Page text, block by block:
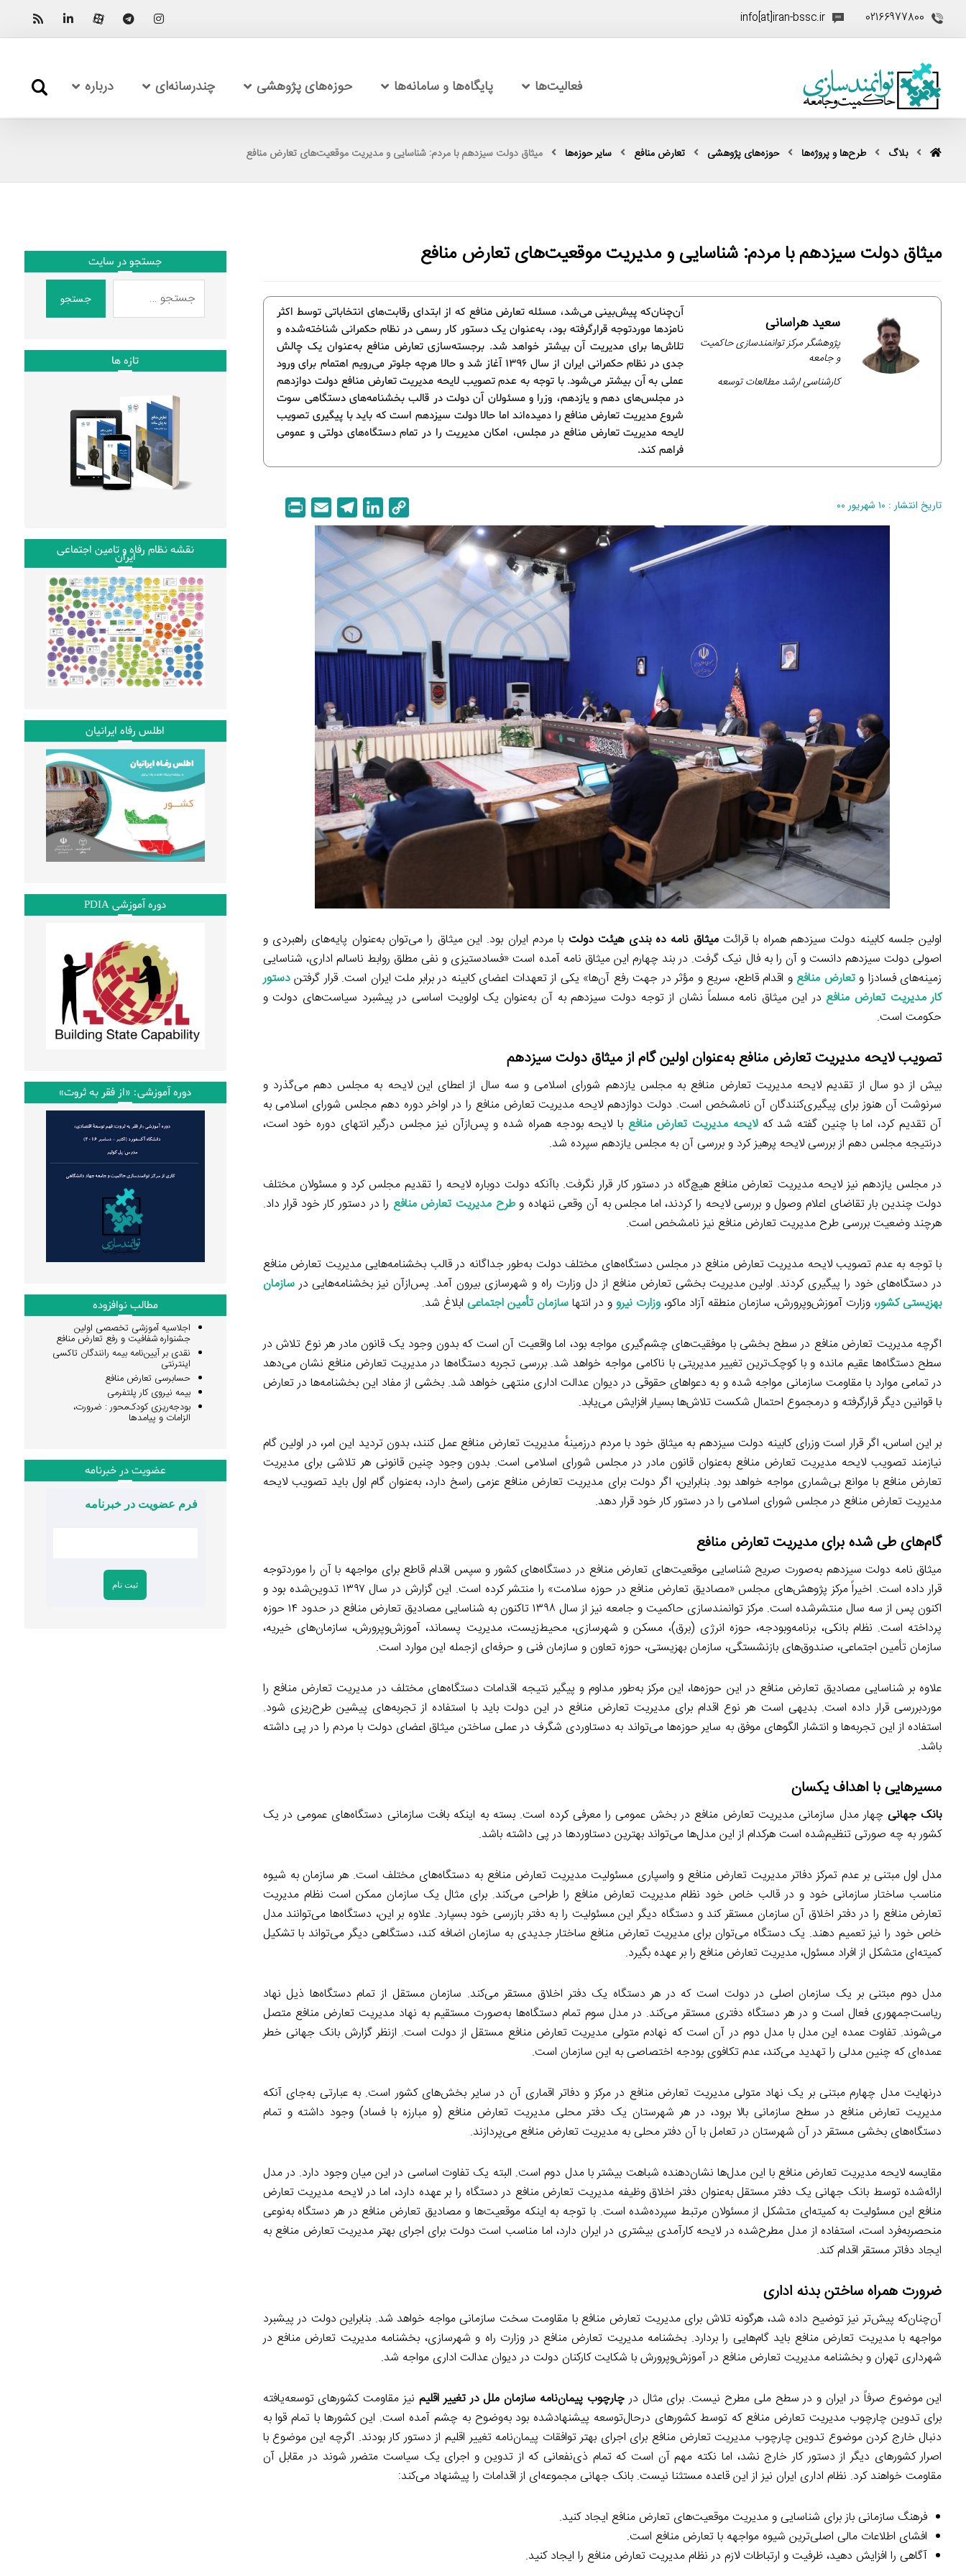
02166977800
info[at]iran-bssc.ir
فعالیت‌ها پایگاه‌ها و سامانه‌ها حوزه‌های پژوهشی چندرسانه‌ای درباره
بلاگ طرح‌ها و پروژه‌ها حوزه‌های پژوهشی تعارض منافع سایر حوزه‌ها میثاق دولت سیزدهم با مردم: شناسایی و مدیریت موقعیت‌های تعارض منافع
میثاق دولت سیزدهم با مردم: شناسایی و مدیریت موقعیت‌های تعارض منافع
آن‌چنان‌که پیش‌بینی می‌شد، مسئله تعارض منافع که از ابتدای رقابت‌های انتخاباتی توسط اکثر
نامزدها موردتوجه قرارگرفته بود، به‌عنوان یک دستور کار رسمی در نظام حکمرانی شناخته‌شده و
تلاش‌ها برای مدیریت آن بیشتر خواهد شد. برجسته‌سازی تعارض منافع به‌عنوان یک چالش
جدی در نظام حکمرانی ایران از سال 1396 آغاز شد و حالا هرچه جلوتر می‌رویم اهتمام برای ورود
عملی به آن بیشتر می‌شود. با توجه به عدم تصویب لایحه مدیریت تعارض منافع دولت دوازدهم
در مجلس‌های دهم و یازدهم، وزرا و مسئولان آن دولت در قالب بخشنامه‌های دستگاهی سوت
شروع مدیریت تعارض منافع را دمیده‌اند اما حالا دولت سیزدهم است که باید با پیگیری تصویب
لایحه مدیریت تعارض منافع در مجلس، امکان مدیریت را در تمام دستگاه‌های دولتی و عمومی
فراهم کند.
سعید هراسانی
پژوهشگر مرکز توانمندسازی حاکمیت
و جامعه
کارشناسی ارشد مطالعات توسعه
تاریخ انتشار : ۱۰ شهریور ۰۰
o
p
y
L
i
n
k
i
n
k
e
d
I
n
e
l
e
g
r
a
m
اولین جلسه کابینه دولت سیزدهم همراه با قرائتمیثاق نامه ده بندی هیئت دولت با مردم ایران بود. این میثاق را می‌توان به‌عنوان پایه‌های راهبردی و
اصولی دولت سیزدهم دانست و آن را به فال نیک گرفت. در بند چهارم این میثاق نامه آمده است «فسادستیزی و نفی مطلق روابط ناسالم اداری، شناسایی
زمینه‌های فسادزا وتعارض منافع و اقدام قاطع، سریع و مؤثر در جهت رفع آن‌ها» یکی از تعهدات اعضای کابینه در برابر ملت ایران است. قرار گرفتندستور
کار مدیریت تعارض منافع در این میثاق نامه مسلماً نشان از توجه دولت سیزدهم به آن به‌عنوان یک اولویت اساسی در پیشبرد سیاست‌های دولت و
حکومت است.
تصویب لایحه مدیریت تعارض منافع به‌عنوان اولین گام از میثاق دولت سیزدهم
بیش از دو سال از تقدیم لایحه مدیریت تعارض منافع به مجلس یازدهم شورای اسلامی و سه سال از اعطای این لایحه به مجلس دهم می‌گذرد و
سرنوشت آن هنوز برای پیگیری‌کنندگان آن نامشخص است. دولت دوازدهم لایحه مدیریت تعارض منافع را در اواخر دوره دهم مجلس شورای اسلامی به
آن تقدیم کرد، اما با چنین گفته شد کهلایحه مدیریت تعارض منافع با لایحه بودجه همراه شده و پس‌ازآن نیز مجلس درگیر انتهای دوره خود است،
درنتیجه مجلس دهم از بررسی لایحه پرهیز کرد و بررسی آن به مجلس یازدهم سپرده شد.
در مجلس یازدهم نیز لایحه مدیریت تعارض منافع هیچ‌گاه در دستور کار قرار نگرفت. باآنکه دولت دوباره لایحه را تقدیم مجلس کرد و مسئولان مختلف
دولت چندین بار تقاضای اعلام وصول و بررسی لایحه را کردند، اما مجلس به آن وقعی ننهاده وطرح مدیریت تعارض منافع را در دستور کار خود قرار داد.
هرچند وضعیت بررسی طرح مدیریت تعارض منافع نیز نامشخص است.
با توجه به عدم تصویب لایحه مدیریت تعارض منافع در مجلس دستگاه‌های مختلف دولت به‌طور جداگانه در قالب بخشنامه‌هایی مدیریت تعارض منافع
در دستگاه‌های خود را پیگیری کردند. اولین مدیریت بخشی تعارض منافع از دل وزارت راه و شهرسازی بیرون آمد. پس‌ازآن نیز بخشنامه‌هایی درسازمان
بهزیستی کشور، وزارت آموزش‌وپرورش، سازمان منطقه آزاد ماکو،وزارت نیرو و در انتهاسازمان تأمین اجتماعیابلاغ شد.
اگرچه مدیریت تعارض منافع در سطح بخشی با موفقیت‌های چشم‌گیری مواجه بود، اما واقعیت آن است که بدون وجود یک قانون مادر هر نوع تلاش در
سطح دستگاه‌ها عقیم مانده و با کوچک‌ترین تغییر مدیریتی با ناکامی مواجه خواهد شد. بررسی تجربه دستگاه‌ها در مدیریت تعارض منافع نشان می‌دهد
در تمامی موارد با مقاومت سازمانی مواجه شده و به دعواهای حقوقی در دیوان عدالت اداری منتهی خواهد شد. بخشی از مفاد این بخشنامه‌ها در تعارض
با قوانین دیگر قرارگرفته و درمجموع احتمال شکست تلاش‌ها بسیار افزایش می‌یابد.
بر این اساس، اگر قرار است وزرای کابینه دولت سیزدهم به میثاق خود با مردم درزمینهٔ مدیریت تعارض منافع عمل کنند، بدون تردید این امر، در اولین گام
نیازمند تصویب لایحه مدیریت تعارض منافع به‌عنوان قانون مادر در مجلس شورای اسلامی است. بدون وجود چنین قانونی هر تلاشی برای مدیریت
تعارض منافع با موانع بی‌شماری مواجه خواهد بود. بنابراین، اگر دولت برای مدیریت تعارض منافع عزمی راسخ دارد، به‌عنوان گام اول باید تصویب لایحه
مدیریت تعارض منافع در مجلس شورای اسلامی را در دستور کار خود قرار دهد.
گام‌های طی شده برای مدیریت تعارض منافع
میثاق نامه دولت سیزدهم به‌صورت صریح شناسایی موقعیت‌های تعارض منافع در دستگاه‌های کشور و سپس اقدام قاطع برای مواجهه با آن را موردتوجه
قرار داده است. اخیراً مرکز پژوهش‌های مجلس «مصادیق تعارض منافع در حوزه سلامت» را منتشر کرده است. این گزارش در سال ۱۳۹۷ تدوین‌شده بود و
اکنون پس از سه سال منتشرشده است. مرکز توانمندسازی حاکمیت و جامعه نیز از سال ۱۳۹۸ تاکنون به شناسایی مصادیق تعارض منافع در حدود ۱۴ حوزه
پرداخته است. نظام بانکی، برنامه‌وبودجه، حوزه انرژی (برق)، مسکن و شهرسازی، محیط‌زیست، مدیریت پسماند، آموزش‌وپرورش، سازمان‌های خیریه،
سازمان تأمین اجتماعی، صندوق‌های بازنشستگی، سازمان بهزیستی، حوزه تعاون و سازمان فنی و حرفه‌ای ازجمله این موارد است.
علاوه بر شناسایی مصادیق تعارض منافع در این حوزه‌ها، این مرکز به‌طور مداوم و پیگیر نتیجه اقدامات دستگاه‌های مختلف در مدیریت تعارض منافع را
موردبررسی قرار داده است. بدیهی است هر نوع اقدام برای مدیریت تعارض منافع در این دولت باید با استفاده از تجربه‌های پیشین طرح‌ریزی شود.
استفاده از این تجربه‌ها و انتشار الگوهای موفق به سایر حوزه‌ها می‌تواند به دستاوردی شگرف در عملی ساختن میثاق اعضای دولت با مردم را در پی داشته
باشد.
مسیرهایی با اهداف یکسان
بانک جهانیچهار مدل سازمانی مدیریت تعارض منافع در بخش عمومی را معرفی کرده است. بسته به اینکه بافت سازمانی دستگاه‌های عمومی در یک
کشور به چه صورتی تنظیم‌شده است هرکدام از این مدل‌ها می‌تواند بهترین دستاوردها در پی داشته باشد.
مدل اول مبتنی بر عدم تمرکز دفاتر مدیریت تعارض منافع و واسپاری مسئولیت مدیریت تعارض منافع به دستگاه‌های مختلف است. هر سازمان به شیوه
مناسب ساختار سازمانی خود و در قالب خاص خود نظام مدیریت تعارض منافع را طراحی می‌کند. برای مثال یک سازمان ممکن است نظام مدیریت
تعارض منافع را در دفتر اخلاق آن سازمان مستقر کند و دستگاه دیگر این مسئولیت را به دفتر بازرسی خود بسپارد. علاوه‌ بر این، دستگاه‌ها می‌توانند مدل
خاص خود را نیز تعمیم دهند. یک دستگاه می‌توان برای مدیریت تعارض منافع ساختار جدیدی به سازمان اضافه کند، دستگاهی دیگر می‌تواند با تشکیل
کمیته‌ای متشکل از افراد مسئول، مدیریت تعارض منافع را بر عهده بگیرد.
مدل دوم مبتنی بر یک سازمان اصلی در دولت است که در هر دستگاه یک دفتر اخلاق مستقر می‌کند. سازمان مستقل از تمام دستگاه‌ها ذیل نهاد
ریاست‌جمهوری فعال است و در هر دستگاه دفتری مستقر می‌کند. در مدل سوم تمام دستگاه‌ها به‌صورت مستقیم به نهاد مدیریت تعارض منافع متصل
می‌شوند. تفاوت عمده این مدل با مدل دوم در آن است که نهادم متولی مدیریت تعارض منافع مستقل از دولت است. ازنظر گزارش بانک جهانی خطر
عمده‌ای که چنین مدلی را تهدید می‌کند، عدم تکافوی بودجه اختصاصی به این سازمان است.
درنهایت مدل چهارم مبتنی بر یک نهاد متولی مدیریت تعارض منافع در مرکز و دفاتر اقماری آن در سایر بخش‌های کشور است. به عبارتی به‌جای آنکه
مدیریت تعارض منافع در سطح سازمانی بالا برود، در هر شهرستان یک دفتر محلی مدیریت تعارض منافع (و مبارزه با فساد) وجود داشته و تمام
دستگاه‌های بخشی مستقر در آن شهرستان در تعامل با آن دفتر محلی به مدیریت تعارض منافع می‌پردازند.
مقایسه لایحه مدیریت تعارض منافع با این مدل‌ها نشان‌دهنده شباهت بیشتر با مدل دوم است. البته یک تفاوت اساسی در این میان وجود دارد. در مدل
ارائه‌شده توسط بانک جهانی یک دفتر مستقل به‌عنوان دفتر اخلاق وظیفه مدیریت تعارض منافع در دستگاه را بر عهده دارد، اما در لایحه مدیریت تعارض
منافع این مسئولیت به کمیته‌ای متشکل از مسئولان مرتبط سپرده‌شده است. با توجه به اینکه موقعیت‌ها و مصادیق تعارض منافع در هر دستگاه به‌نوعی
منحصربه‌فرد است، استفاده از مدل مطرح‌شده در لایحه کارآمدی بیشتری در ایران دارد، اما مناسب است دولت برای اجرای بهتر مدیریت تعارض منافع به
ایجاد دفاتر مستقر اقدام کند.
ضرورت همراه ساختن بدنه اداری
آن‌چنان‌که پیش‌تر نیز توضیح داده شد، هرگونه تلاش برای مدیریت تعارض منافع با مقاومت سخت سازمانی مواجه خواهد شد. بنابراین دولت در پیشبرد
مواجهه با مدیریت تعارض منافع باید گام‌هایی را بردارد. بخشنامه مدیریت تعارض منافع در وزارت راه و شهرسازی، بخشنامه مدیریت تعارض منافع در
شهرداری تهران و بخشنامه مدیریت تعارض منافع در آموزش‌وپرورش با شکایت کارکنان دولت در دیوان عدالت اداری مواجه شد.
این موضوع صرفاً در ایران و در سطح ملی مطرح نیست. برای مثال درچارچوب پیمان‌نامه سازمان ملل در تغییر اقلیم نیز مقاومت کشورهای توسعه‌یافته
برای تدوین چارچوب مدیریت تعارض منافع که توسط کشورهای درحال‌توسعه پیشنهادشده بود به‌وضوح به چشم آمده است. این کشورها با تمام قوا به
دنبال خارج کردن موضوع تدوین چارچوب مدیریت تعارض منافع برای اجرای بهتر توافقات پیمان‌نامه تغییر اقلیم از دستور کار بودند. اگرچه این موضوع با
اصرار کشورهای دیگر از دستور کار خارج نشد، اما نکته مهم آن است که تمام ذی‌نفعانی که از تدوین و اجرای یک سیاست متضرر شوند در مقابل آن
مقاومت خواهند کرد. نظام اداری ایران نیز از این قاعده مستثنا نیست. بانک جهانی مجموعه‌ای از اقدامات را پیشنهاد می‌کند:
فرهنگ سازمانی باز برای شناسایی و مدیریت موقعیت‌های تعارض منافع ایجاد کنید.
افشای اطلاعات مالی اصلی‌ترین شیوه مواجهه با تعارض منافع است.
آگاهی را افزایش دهید، ظرفیت و ارتباطات لازم در نظام مدیریت تعارض منافع را ایجاد کنید.
جستجو در سایت
جستجو
تازه ها
نقشه نظام رفاه و تامین اجتماعی
ایران
اطلس رفاه ایرانیان
دوره آموزشی PDIA
دوره آموزشی: «از فقر به ثروت»
مطالب نوافزوده
اجلاسیه آموزشی تخصصی اولین
جشنواره شفافیت و رفع تعارض منافع
نقدی بر آیین‌نامه بیمه رانندگان تاکسی
اینترنتی
حسابرسی تعارض منافع
بیمه نیروی کار پلتفرمی
بودجه‌ریزی کودک‌محور : ضرورت،
الزامات و پیامدها
عضویت در خبرنامه
فرم عضویت در خبرنامه